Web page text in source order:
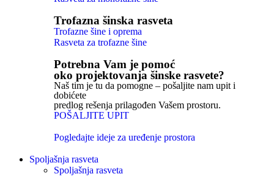
Trofazna šinska rasveta
Trofazne šine i oprema
Rasveta za trofazne šine
Potrebna Vam je pomoć
oko projektovanja šinske rasvete?
Naš tim je tu da pomogne – pošaljite nam upit i
dobićete
predlog rešenja prilagođen Vašem prostoru.
POŠALJITE UPIT
Pogledajte ideje za uređenje prostora
Spoljašnja rasveta
Spoljašnja rasveta